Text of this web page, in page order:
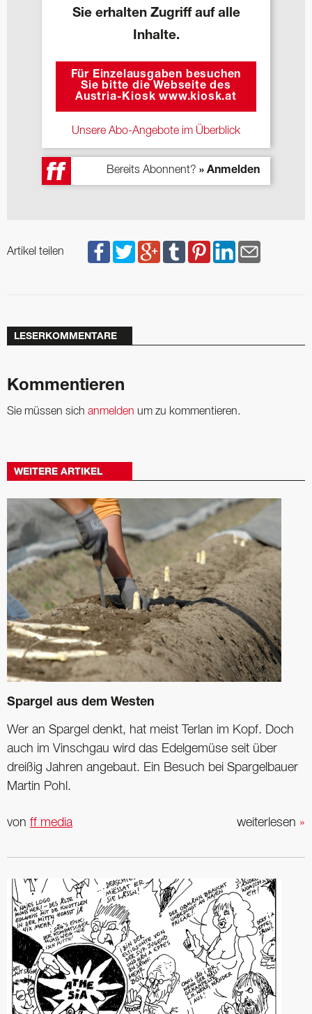
Sie erhalten Zugriff auf alle
Inhalte.
Für Einzelausgaben besuchen
Sie bitte die Webseite des
Austria-Kiosk www.kiosk.at
Unsere Abo-Angebote im Überblick
Bereits Abonnent? » Anmelden
Artikel teilen
LESERKOMMENTARE
Kommentieren
Sie müssen sich anmelden um zu kommentieren.
WEITERE ARTIKEL
Spargel aus dem Westen
Wer an Spargel denkt, hat meist Terlan im Kopf. Doch
auch im Vinschgau wird das ­Edelgemüse seit über
dreißig Jahren angebaut. Ein Besuch bei Spargelbauer
Martin Pohl.
weiterlesen »
von ff media